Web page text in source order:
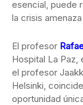
esencial, puede
la crisis
El profesor
Hospital La
el profesor
Helsinki,
oportunidad